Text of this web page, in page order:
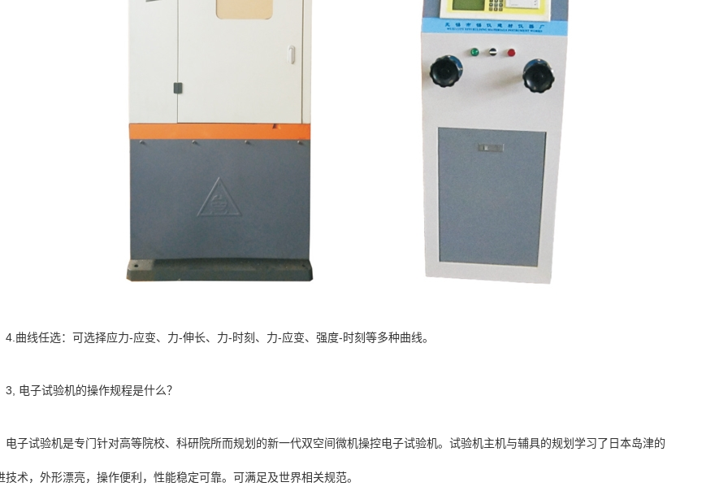
4.曲线任选：可选择应力-应变、力-伸长、力-时刻、力-应变、强度-时刻等多种曲线。
3, 电子试验机的操作规程是什么？
电子试验机是专门针对高等院校、科研院所而规划的新一代双空间微机操控电子试验机。试验机主机与辅具的规划学习了日本岛津的
技术，外形漂亮，操作便利，性能稳定可靠。可满足及世界相关规范。